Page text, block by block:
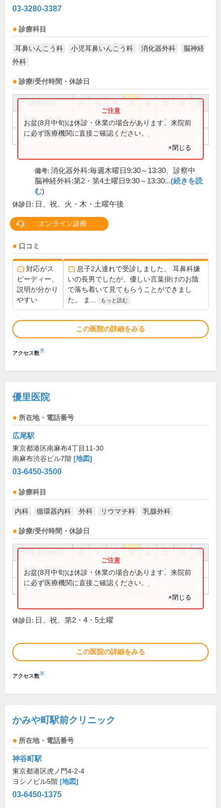
03-3280-3387
診療科目
耳鼻いんこう科 小児耳鼻いんこう科 消化器外科
脳神経
外科
診療/受付時間・休診日
祝
9:30～13:30 ● ● ● ● ●
14:30～17:30 ● ●
お盆(8月中旬)は休診・休業の場合があります。来院前
に必ず医療機関に直接ご確認ください。
×閉じる
備考: 消化器外科:毎週木曜日9:30～13:30、診察中
脳神経外科:第2・第4土曜日9:30～13:30...(続きを読
む)
休診日: 日、祝、火・木・土曜午後
オンライン診療
口コミ
対応がス
ピーディー、
説明が分かり
やすい
息子2人連れで受診しました。 耳鼻科嫌
いの長男でしたが、優しい言葉掛けのお陰
で落ち着いて見てもらうことができまし
た。 ま...
もっと読む
この医院の詳細をみる
アクセス数※
優里医院
所在地・電話番号
広尾駅
東京都港区南麻布4丁目11-30
南麻布渋谷ビル7階 [地図]
03-6450-3500
診療科目
内科 循環器内科 外科 リウマチ科 乳腺外科
診療/受付時間・休診日
祝
8:30～12:00
8:30～17:00 ● ● ● ●
お盆(8月中旬)は休診・休業の場合があります。来院前
に必ず医療機関に直接ご確認ください。
×閉じる
休診日: 日、祝、第2・4・5土曜
この医院の詳細をみる
アクセス数※
かみや町駅前クリニック
所在地・電話番号
神谷町駅
東京都港区虎ノ門4-2-4
ヨシノビル5階 [地図]
03-6450-1375